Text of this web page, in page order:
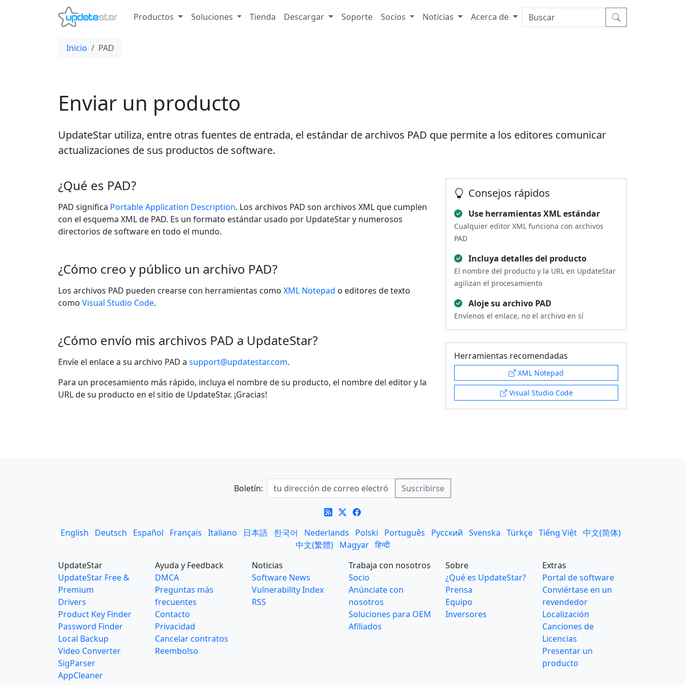
Productos Soluciones Tienda Descargar Soporte Socios Noticias Acerca de
Inicio PAD
Enviar un producto
UpdateStar utiliza, entre otras fuentes de entrada, el estándar de archivos PAD que permite a los editores comunicar
actualizaciones de sus productos de software.
¿Qué es PAD?
PAD significa Portable Application Description. Los archivos PAD son archivos XML que cumplen
con el esquema XML de PAD. Es un formato estándar usado por UpdateStar y numerosos
directorios de software en todo el mundo.
¿Cómo creo y público un archivo PAD?
Los archivos PAD pueden crearse con herramientas como XML Notepad o editores de texto
como Visual Studio Code.
¿Cómo envío mis archivos PAD a UpdateStar?
Envíe el enlace a su archivo PAD a support@updatestar.com.
Para un procesamiento más rápido, incluya el nombre de su producto, el nombre del editor y la
URL de su producto en el sitio de UpdateStar. ¡Gracias!
Consejos rápidos
Use herramientas XML estándar
Cualquier editor XML funciona con archivos
PAD
Incluya detalles del producto
El nombre del producto y la URL en UpdateStar
agilizan el procesamiento
Aloje su archivo PAD
Envíenos el enlace, no el archivo en sí
Herramientas recomendadas
XML Notepad
Visual Studio Code
Boletín:
English Deutsch Español Français Italiano 日本語 한국어 Nederlands Polski Português Русский Svenska Türkçe Tiếng Việt 中文(简体)
中文(繁體)
Magyar हिन्दी
UpdateStar
UpdateStar Free &
Premium
Drivers
Product Key Finder
Password Finder
Local Backup
Video Converter
SigParser
AppCleaner
Ayuda y Feedback
DMCA
Preguntas más
frecuentes
Contacto
Privacidad
Cancelar contratos
Reembolso
Noticias
Software News
Vulnerability Index
RSS
Trabaja con nosotros
Socio
Anúnciate con
nosotros
Soluciones para OEM
Afiliados
Sobre
¿Qué es UpdateStar?
Prensa
Equipo
Inversores
Extras
Portal de software
Conviértase en un
revendedor
Localización
Canciones de
Licencias
Presentar un
producto